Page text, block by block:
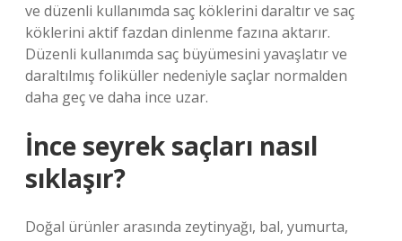
ve düzenli kullanımda saç köklerini daraltır ve saç
köklerini aktif fazdan dinlenme fazına aktarır.
Düzenli kullanımda saç büyümesini yavaşlatır ve
daraltılmış foliküller nedeniyle saçlar normalden
daha geç ve daha ince uzar.
İnce seyrek saçları nasıl
sıklaşır?
Doğal ürünler arasında zeytinyağı, bal, yumurta,